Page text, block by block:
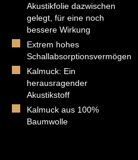
Akustikfolie dazwischen
gelegt, für eine noch
bessere Wirkung
Extrem hohes
Schallabsorptionsvermögen
Kalmuck: Ein
herausragender
Akustikstoff
Kalmuck aus 100%
Baumwolle